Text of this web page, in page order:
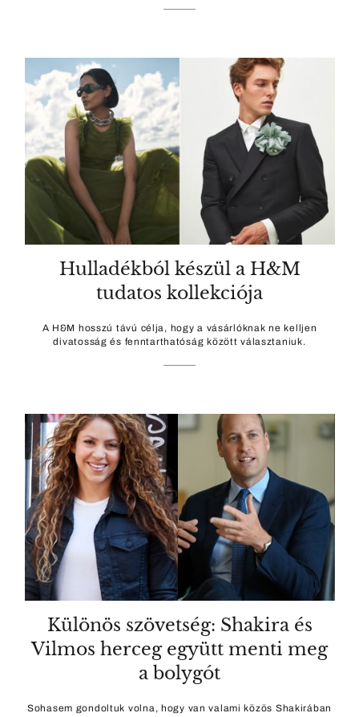
Hulladékból készül a H&M
tudatos kollekciója
A H&M hosszú távú célja, hogy a vásárlóknak ne kelljen
divatosság és fenntarthatóság között választaniuk.
Különös szövetség: Shakira és
Vilmos herceg együtt menti meg
a bolygót
Sohasem gondoltuk volna, hogy van valami közös Shakirában